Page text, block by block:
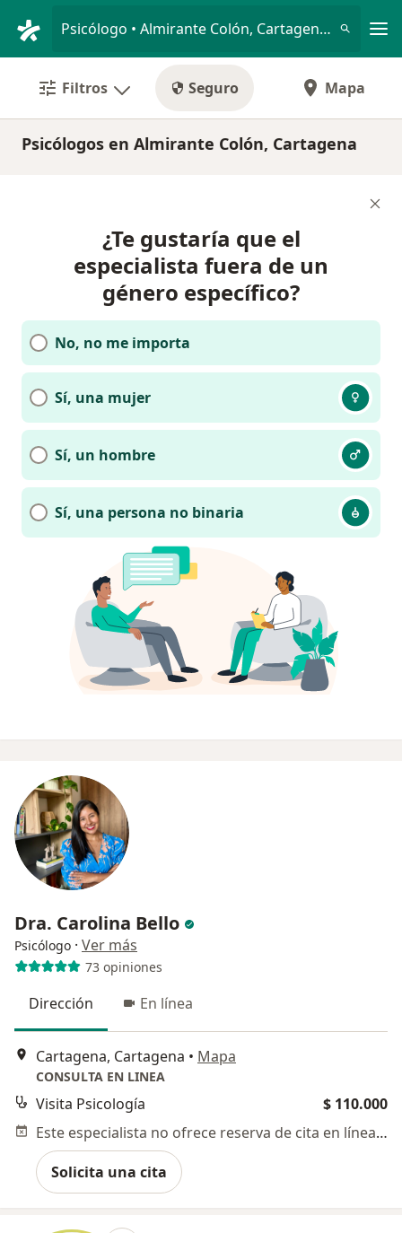
Psicólogo • Almirante Colón, Cartagena, Bolívar
Filtros Seguro Mapa
Psicólogos en Almirante Colón, Cartagena
¿Te gustaría que el
especialista fuera de un
género específico?
No, no me importa
Sí, una mujer
Sí, un hombre
Sí, una persona no binaria
Dra. Carolina Bello
Psicólogo · Ver más
73 opiniones
Dirección En línea
Cartagena, Cartagena • Mapa
CONSULTA EN LINEA
Visita Psicología
$ 110.000
Este especialista no ofrece reserva de cita en línea en esta dirección.
Solicita una cita